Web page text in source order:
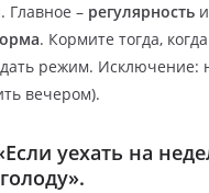
. Главное – регулярность и
. Кормите тогда,
режим. Исключение:
вечером).
уехать на